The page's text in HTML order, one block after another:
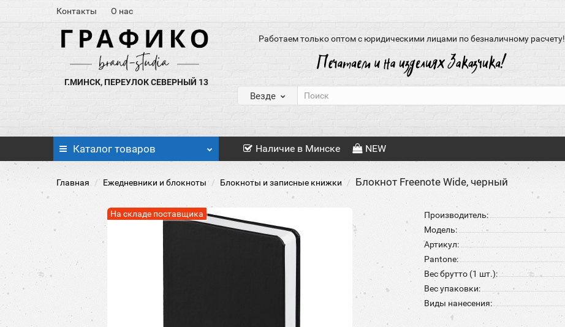
Контакты О нас
Г.МИНСК, ПЕРЕУЛОК СЕВЕРНЫЙ 13
Работаем только оптом с юридическими лицами по безналичному расчету!
Везде
Каталог товаров Наличие в Минске NEW
Главная Ежедневники и блокноты Блокноты и записные книжки Блокнот Freenote Wide, черный
На складе поставщика Производитель:
Модель:
Артикул:
Pantone:
Вес брутто (1 шт.):
Вес упаковки:
Виды нанесения: